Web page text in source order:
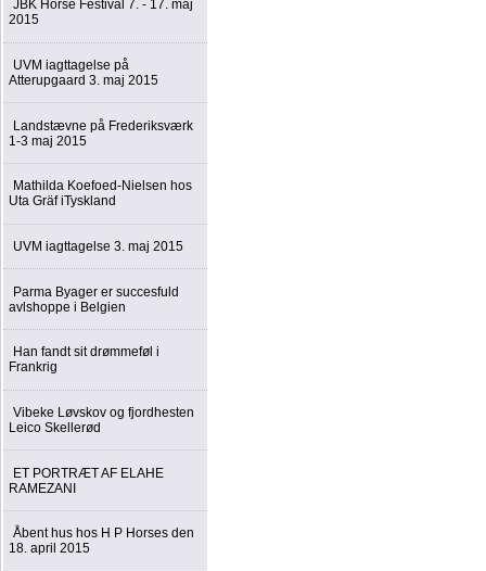
JBK Horse Festival 7. - 17. maj
2015
UVM iagttagelse på
Atterupgaard 3. maj 2015
Landstævne på Frederiksværk
1-3 maj 2015
Mathilda Koefoed-Nielsen hos
Uta Gräf iTyskland
UVM iagttagelse 3. maj 2015
Parma Byager er succesfuld
avlshoppe i Belgien
Han fandt sit drømmeføl i
Frankrig
Vibeke Løvskov og fjordhesten
Leico Skellerød
ET PORTRÆT AF ELAHE
RAMEZANI
Åbent hus hos H P Horses den
18. april 2015